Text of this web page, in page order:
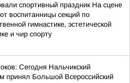
спортивный праздник На сцене
воспитанницы секций по
гимнастике, эстетической
и чир спорту
Сегодня Нальчикский
принял Большой Всероссийский